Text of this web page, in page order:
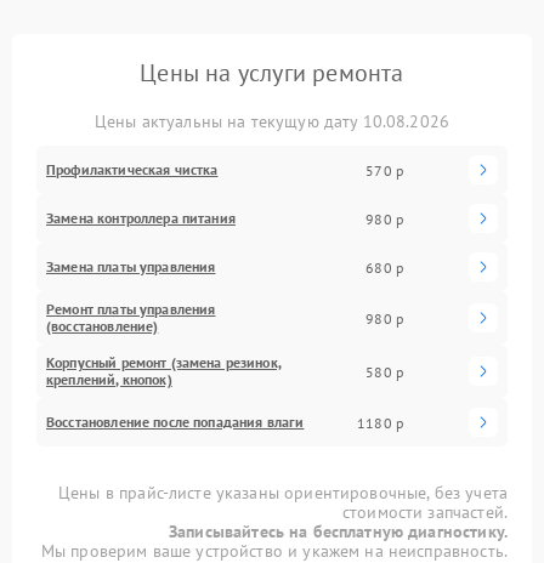
Цены на услуги ремонта
Цены актуальны на текущую дату 10.08.2026
Профилактическая чистка 570 р
Замена контроллера питания 980 р
Замена платы управления 680 р
Ремонт платы управления
(восстановление)
980 р
Корпусный ремонт (замена резинок,
креплений, кнопок)
580 р
Восстановление после попадания влаги 1180 р
Цены в прайс-листе указаны ориентировочные, без учета
стоимости запчастей.
Записывайтесь на бесплатную диагностику.
Мы проверим ваше устройство и укажем на неисправность.